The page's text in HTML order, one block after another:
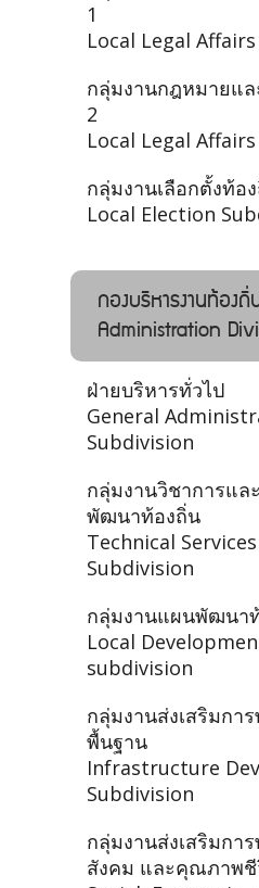
1
Local Legal
กลุ่มงานกฎหมายแล
2
Local Legal
กลุ่มงานเลือกตั้งท้อ
Local Election
กองบริหารงานท้อง
Administration
ฝ่ายบริหารทั่วไป
General
Subdivision
กลุ่มงานวิชาการแล
พัฒนาท้องถิ่น
Technical
Subdivision
กลุ่มงานแผนพัฒนา
Local
subdivision
กลุ่มงานส่งเสริมกา
พื้นฐาน
Infrastructure
Subdivision
กลุ่มงานส่งเสริมกา
สังคม และคุณภาพ